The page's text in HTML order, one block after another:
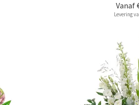
Vanaf
Levering